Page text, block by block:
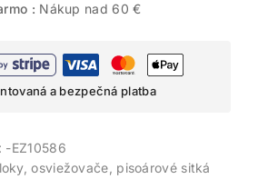
: Nákup nad 60 €
a bezpečná platba
-EZ10586
osviežovače, pisoárové sitká